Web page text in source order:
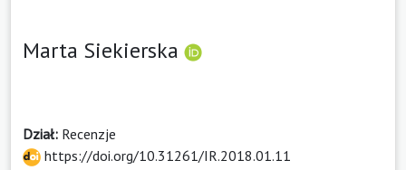
Marta Siekierska
Dział: Recenzje
https://doi.org/10.31261/IR.2018.01.11